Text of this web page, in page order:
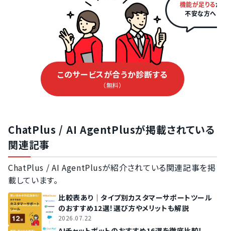
機能が足りるか
不安な方へ
このサービスが合うか診断する
（無料）
ChatPlus / AI AgentPlusが掲載されている
関連記事
ChatPlus / AI AgentPlusが紹介されている関連記事を掲
載しています。
比較表あり｜タイプ別カスタマーサポートツール
のおすすめ12選！選び方やメリットも解説
2026.07.22